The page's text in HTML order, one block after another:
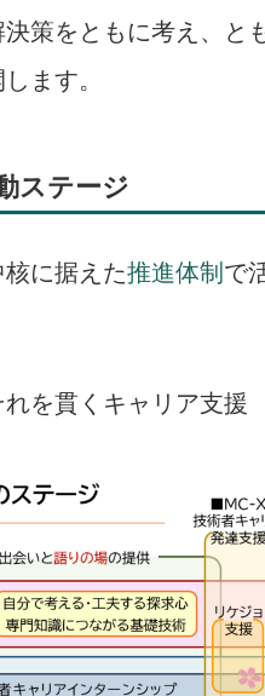
策をともに考え、と
ます。
ステージ
に据えた推進体制 で
を貫くキャリア支援